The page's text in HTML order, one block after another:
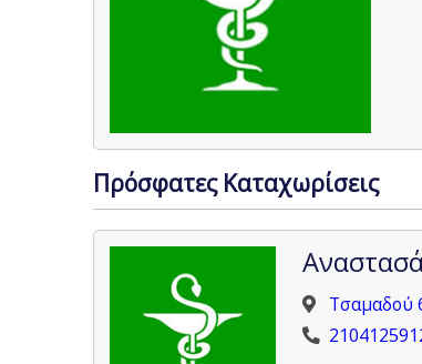
Πρόσφατες Καταχωρίσεις
Τσαμαδού